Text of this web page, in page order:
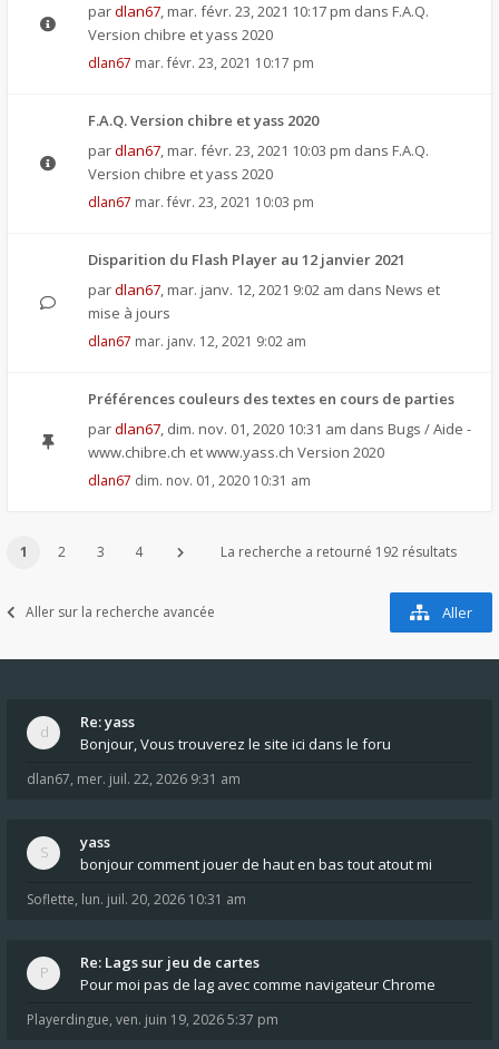
pardlan67, mar. févr. 23, 2021 10:17 pm dans F.A.Q.
Version chibre et yass 2020
dlan67 mar. févr. 23, 2021 10:17 pm
F.A.Q. Version chibre et yass 2020
pardlan67, mar. févr. 23, 2021 10:03 pm dans F.A.Q.
Version chibre et yass 2020
dlan67 mar. févr. 23, 2021 10:03 pm
Disparition du Flash Player au 12 janvier 2021
pardlan67, mar. janv. 12, 2021 9:02 am dans News et
mise à jours
dlan67 mar. janv. 12, 2021 9:02 am
Préférences couleurs des textes en cours de parties
pardlan67, dim. nov. 01, 2020 10:31 am dans Bugs / Aide -
www.chibre.ch et www.yass.ch Version 2020
dlan67 dim. nov. 01, 2020 10:31 am
1 2 3 4 La recherche a retourné 192 résultats
Aller sur la recherche avancée Aller
Re: yass
Bonjour, Vous trouverez le site ici dans le foru
dlan67, mer. juil. 22, 2026 9:31 am
yass
bonjour comment jouer de haut en bas tout atout mi
Soflette, lun. juil. 20, 2026 10:31 am
Re: Lags sur jeu de cartes
Pour moi pas de lag avec comme navigateur Chrome
Playerdingue, ven. juin 19, 2026 5:37 pm